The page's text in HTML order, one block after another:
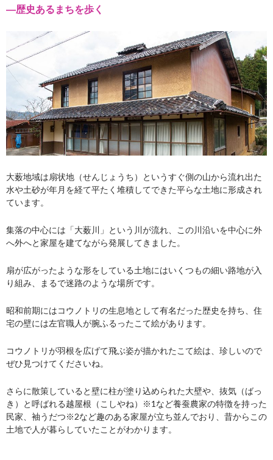
―歴史あるまちを歩く
大薮地域は扇状地（せんじょうち）というすぐ側の山から流れ出た
水や土砂が年月を経て平たく堆積してできた平らな土地に形成され
ています。
集落の中心には「大薮川」という川が流れ、この川沿いを中心に外
へ外へと家屋を建てながら発展してきました。
扇が広がったような形をしている土地にはいくつもの細い路地が入
り組み、まるで迷路のような場所です。
昭和前期にはコウノトリの生息地として有名だった歴史を持ち、住
宅の壁には左官職人が腕ふるったこて絵があります。
コウノトリが羽根を広げて飛ぶ姿が描かれたこて絵は、珍しいので
ぜひ見つけてくださいね。
さらに散策していると壁に柱が塗り込められた大壁や、抜気（ばっ
き）と呼ばれる越屋根（こしやね）※1など養蚕農家の特徴を持った
民家、袖うだつ※2など趣のある家屋が立ち並んでおり、昔からこの
土地で人が暮らしていたことがわかります。